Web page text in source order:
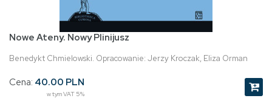
Nowe Ateny. Nowy Plinijusz
Benedykt Chmielowski. Opracowanie: Jerzy Kroczak, Eliza Orman
Cena: 40.00 PLN
w tym VAT 5%